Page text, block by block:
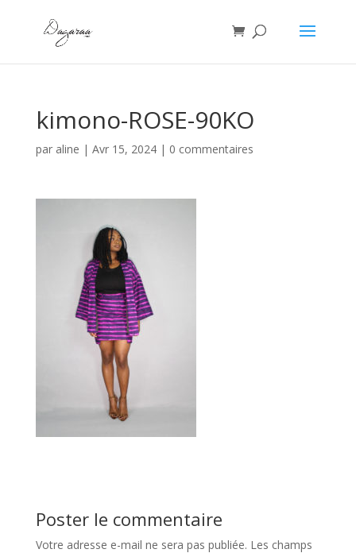
kimono-ROSE-90KO
par aline | Avr 15, 2024| 0 commentaires
Poster le commentaire
Votre adresse e-mail ne sera pas publiée. Les champs